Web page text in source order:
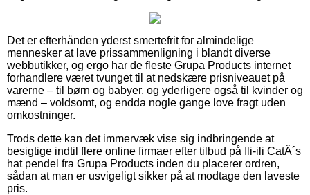
Det er efterhånden yderst smertefrit for almindelige
mennesker at lave prissammenligning i blandt diverse
webbutikker, og ergo har de fleste Grupa Products internet
forhandlere været tvunget til at nedskære prisniveauet på
varerne – til børn og babyer, og yderligere også til kvinder og
mænd – voldsomt, og endda nogle gange love fragt uden
omkostninger.
Trods dette kan det immervæk vise sig indbringende at
besigtige indtil flere online firmaer efter tilbud på Ili-ili CatÂ´s
hat pendel fra Grupa Products inden du placerer ordren,
sådan at man er usvigeligt sikker på at modtage den laveste
pris.